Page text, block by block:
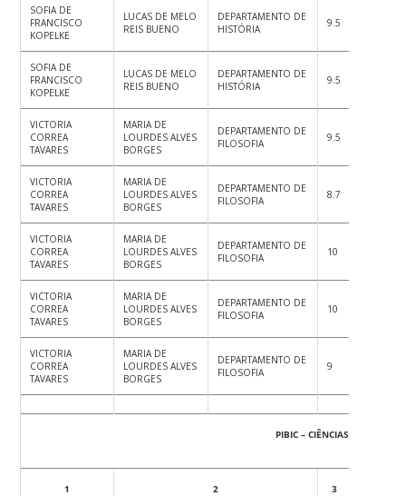
SOFIA DE
FRANCISCO
KOPELKE
LUCAS DE MELO
REIS BUENO
DEPARTAMENTO DE
HISTÓRIA
9.5
SOFIA DE
FRANCISCO
KOPELKE
LUCAS DE MELO
REIS BUENO
DEPARTAMENTO DE
HISTÓRIA
9.5
VICTORIA
CORREA
TAVARES
MARIA DE
LOURDES ALVES
BORGES
DEPARTAMENTO DE
FILOSOFIA
9.5
VICTORIA
CORREA
TAVARES
MARIA DE
LOURDES ALVES
BORGES
DEPARTAMENTO DE
FILOSOFIA
8.7
VICTORIA
CORREA
TAVARES
MARIA DE
LOURDES ALVES
BORGES
DEPARTAMENTO DE
FILOSOFIA
10
VICTORIA
CORREA
TAVARES
MARIA DE
LOURDES ALVES
BORGES
DEPARTAMENTO DE
FILOSOFIA
10
VICTORIA
CORREA
TAVARES
MARIA DE
LOURDES ALVES
BORGES
DEPARTAMENTO DE
FILOSOFIA
9
PIBIC – CIÊNCIAS DA VIDA
1 2 3